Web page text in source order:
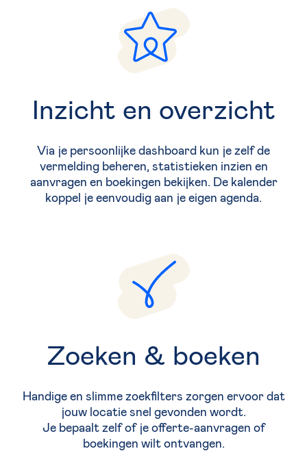
Inzicht en overzicht
Via je persoonlijke dashboard kun je zelf de
vermelding beheren, statistieken inzien en
aanvragen en boekingen bekijken. De kalender
koppel je eenvoudig aan je eigen agenda.
Zoeken & boeken
Handige en slimme zoekfilters zorgen ervoor dat
jouw locatie snel gevonden wordt.
Je bepaalt zelf of je offerte-aanvragen of
boekingen wilt ontvangen.